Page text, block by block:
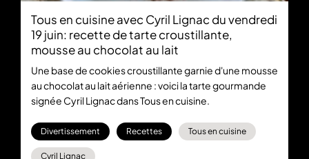
Tous en cuisine avec Cyril Lignac du vendredi
19 juin: recette de tarte croustillante,
mousse au chocolat au lait
Une base de cookies croustillante garnie d'une mousse
au chocolat au lait aérienne : voici la tarte gourmande
signée Cyril Lignac dans Tous en cuisine.
Divertissement Recettes Tous en cuisine
Cyril Lignac